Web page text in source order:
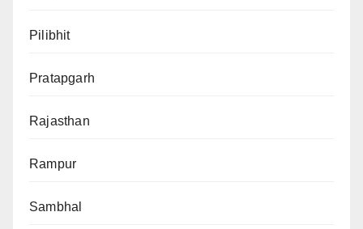
Pilibhit
Pratapgarh
Rajasthan
Rampur
Sambhal